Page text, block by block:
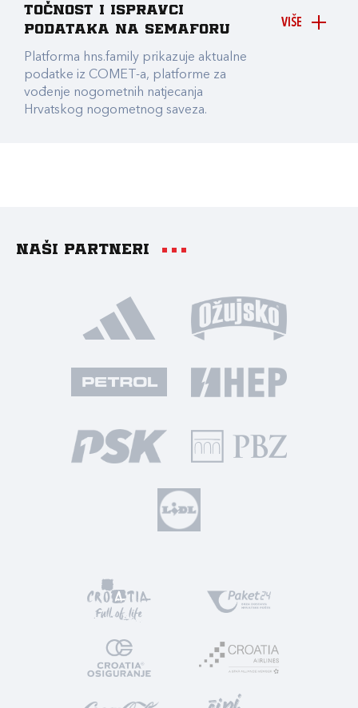
VIŠE
točnost i ispravci
podataka na Semaforu
Platforma hns.family prikazuje aktualne
podatke iz COMET-a, platforme za
vođenje nogometnih natjecanja
Hrvatskog nogometnog saveza.
Naši partneri